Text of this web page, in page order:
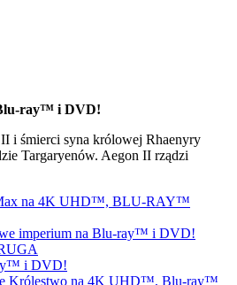
ray™ i DVD!
i śmierci syna królowej Rhaenyry
Targaryenów. Aegon II rządzi
na 4K UHD™, BLU-RAY™
imperium na Blu-ray™ i DVD!
i DVD!
Królestwo na 4K UHD™, Blu-ray™